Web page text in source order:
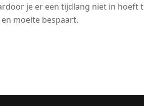
je er een tijdlang niet in hoeft
moeite bespaart.